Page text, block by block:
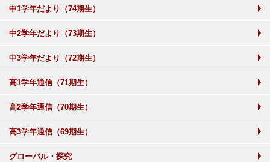
中1学年だより（74期生）
中2学年だより（73期生）
中3学年だより（72期生）
高1学年通信（71期生）
高2学年通信（70期生）
高3学年通信（69期生）
グローバル・探究